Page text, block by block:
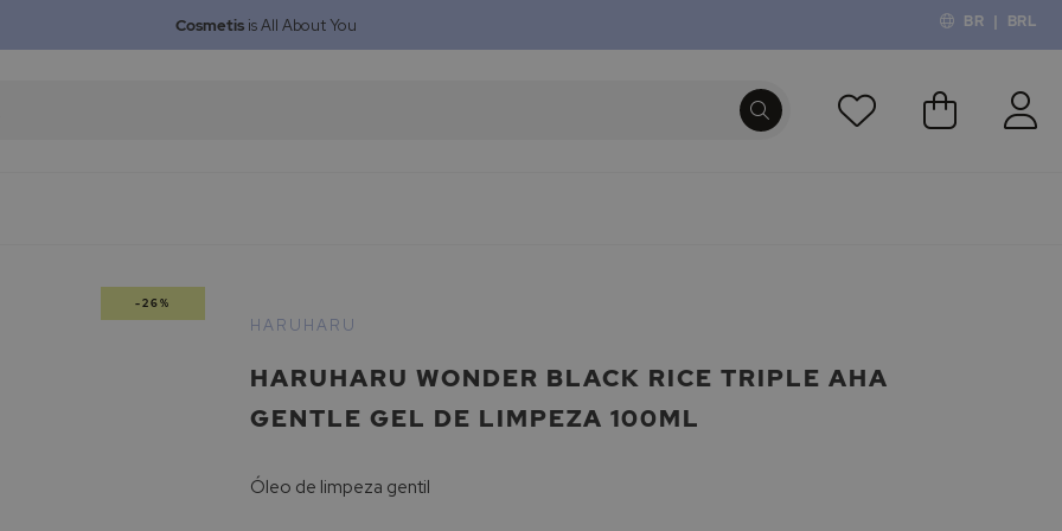
BR | BRL
Cosmetisis All About You
O Meu
-26%
HARUHARU WONDER BLACK RICE TRIPLE AHA
GENTLE GEL DE LIMPEZA 100ML
HARUHARU
Óleo de limpeza gentil